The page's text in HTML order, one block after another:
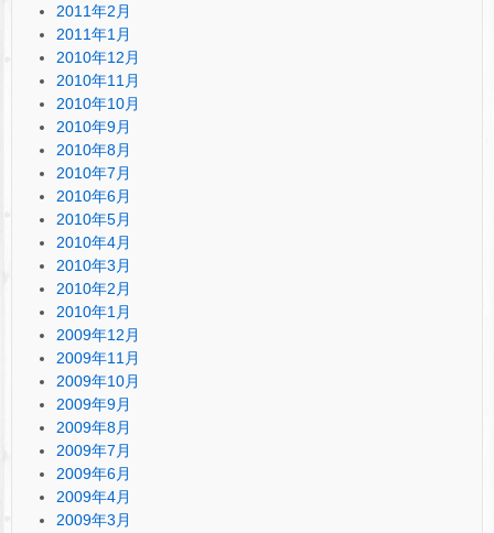
2011年2月
2011年1月
2010年12月
2010年11月
2010年10月
2010年9月
2010年8月
2010年7月
2010年6月
2010年5月
2010年4月
2010年3月
2010年2月
2010年1月
2009年12月
2009年11月
2009年10月
2009年9月
2009年8月
2009年7月
2009年6月
2009年4月
2009年3月